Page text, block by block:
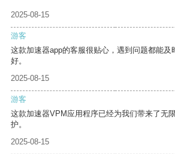
2025-08-15
游客
这款加速器app的客服很贴心，遇到问题都能及
好。
2025-08-15
游客
这款加速器VPM应用程序已经为我们带来了无
护。
2025-08-15